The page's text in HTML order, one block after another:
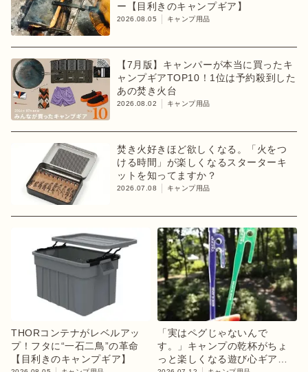
ー【目利きのキャンプギア】
2026.08.05 キャンプ用品
【7月版】キャンパーが本当に買ったキ
ャンプギアTOP10！1位は予約殺到した
あの焚き火台
2026.08.02 キャンプ用品
焚き火好きほど欲しくなる。「火をつ
ける時間」が楽しくなるスターターキ
ットを知ってますか？
2026.07.08 キャンプ用品
THORコンテナがレベルアッ
プ！フタに“一石二鳥”の革命
【目利きのキャンプギア】
「実はペグじゃないんで
す。」キャンプの乾杯がちょ
っと楽しくなる遊び心ギア